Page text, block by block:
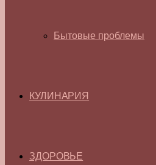
Бытовые проблемы
КУЛИНАРИЯ
ЗДОРОВЬЕ